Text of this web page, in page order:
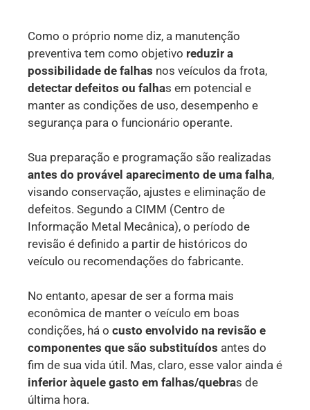
Como o próprio nome diz, a manutenção
preventiva tem como objetivo reduzir a
possibilidade de falhas nos veículos da frota,
detectar defeitos ou falhas em potencial e
manter as condições de uso, desempenho e
segurança para o funcionário operante.
Sua preparação e programação são realizadas
antes do provável aparecimento de uma falha,
visando conservação, ajustes e eliminação de
defeitos. Segundo a CIMM (Centro de
Informação Metal Mecânica), o período de
revisão é definido a partir de históricos do
veículo ou recomendações do fabricante.
No entanto, apesar de ser a forma mais
econômica de manter o veículo em boas
condições, há o custo envolvido na revisão e
componentes que são substituídos antes do
fim de sua vida útil. Mas, claro, esse valor ainda é
inferior àquele gasto em falhas/quebras de
última hora.